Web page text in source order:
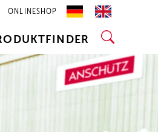
ONLINESHOP